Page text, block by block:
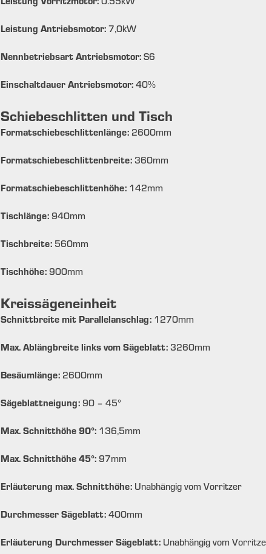
Leistung Antriebsmotor: 7,0kW
Nennbetriebsart Antriebsmotor: S6
Einschaltdauer Antriebsmotor: 40%
Schiebeschlitten und Tisch
Formatschiebeschlittenlänge: 2600mm
Formatschiebeschlittenbreite: 360mm
Formatschiebeschlittenhöhe: 142mm
Tischlänge: 940mm
Tischbreite: 560mm
Tischhöhe: 900mm
Kreissägeneinheit
Schnittbreite mit Parallelanschlag: 1270mm
Max. Ablängbreite links vom Sägeblatt: 3260mm
Besäumlänge: 2600mm
Sägeblattneigung: 90 – 45°
Max. Schnitthöhe 90°: 136,5mm
Max. Schnitthöhe 45°: 97mm
Erläuterung max. Schnitthöhe: Unabhängig vom Vorritzer
Durchmesser Sägeblatt: 400mm
Erläuterung Durchmesser Sägeblatt: Unabhängig vom